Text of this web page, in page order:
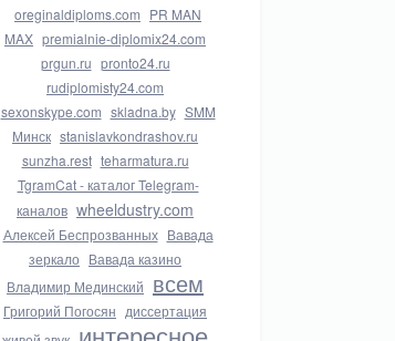
oreginaldiploms.com PR MAN
MAX premialnie-diplomix24.com
prgun.ru pronto24.ru
rudiplomisty24.com
sexonskype.com skladna.by SMM
Минск stanislavkondrashov.ru
sunzha.rest teharmatura.ru
TgramCat - каталог Telegram-
каналов wheeldustry.com
Алексей Беспрозванных Вавада
зеркало Вавада казино
Владимир Мединский всем
Григорий Погосян диссертация